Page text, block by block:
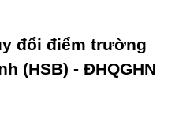
đổi điểm trường
(HSB) - ĐHQGHN